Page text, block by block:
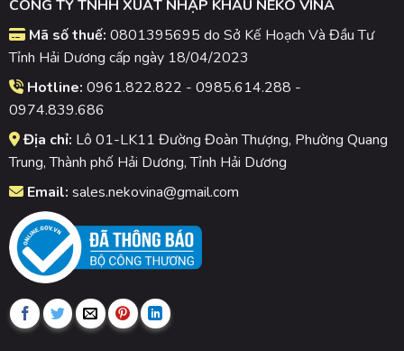
CÔNG TY TNHH XUẤT NHẬP KHẨU NEKO VINA
Mã số thuế: 0801395695 do Sở Kế Hoạch Và Đầu Tư
Tỉnh Hải Dương cấp ngày 18/04/2023
Hotline: 0961.822.822 - 0985.614.288 -
0974.839.686
Địa chỉ: Lô 01-LK11 Đường Đoàn Thượng, Phường Quang
Trung, Thành phố Hải Dương, Tỉnh Hải Dương
Email: sales.nekovina@gmail.com